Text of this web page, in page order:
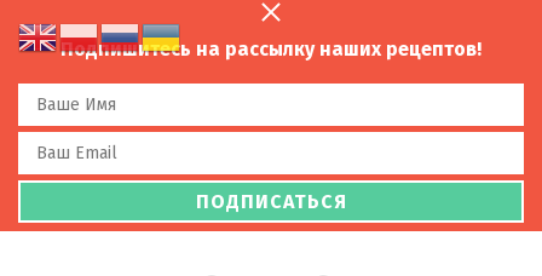
Подпишитесь на рассылку наших рецептов!